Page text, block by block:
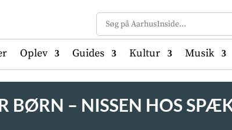
Oplev Guides Kultur Musik
BØRN – NISSEN HOS